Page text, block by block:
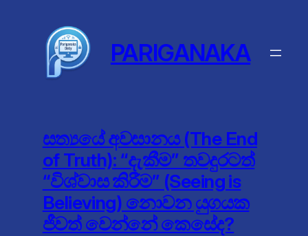
PARIGANAKA
සත්‍යයේ අවසානය (The End
of Truth): “දැකීම” තවදුරටත්
“විශ්වාස කිරීම” (Seeing is
Believing) නොවන යුගයක
ජීවත් වෙන්නේ කෙසේද?